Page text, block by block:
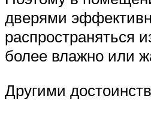
дверями
распространяться
более влажно или
Другими